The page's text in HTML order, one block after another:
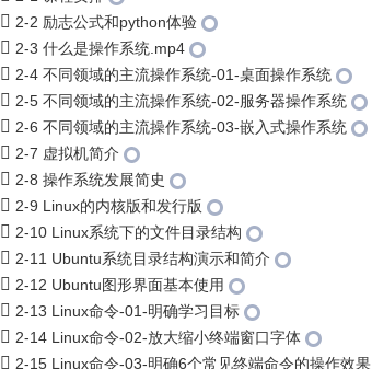
2-2 励志公式和python体验
2-3 什么是操作系统.mp4
2-4 不同领域的主流操作系统-01-桌面操作系统
2-5 不同领域的主流操作系统-02-服务器操作系统
2-6 不同领域的主流操作系统-03-嵌入式操作系统
2-7 虚拟机简介
2-8 操作系统发展简史
2-9 Linux的内核版和发行版
2-10 Linux系统下的文件目录结构
2-11 Ubuntu系统目录结构演示和简介
2-12 Ubuntu图形界面基本使用
2-13 Linux命令-01-明确学习目标
2-14 Linux命令-02-放大缩小终端窗口字体
2-15 Linux命令-03-明确6个常见终端命令的操作效果